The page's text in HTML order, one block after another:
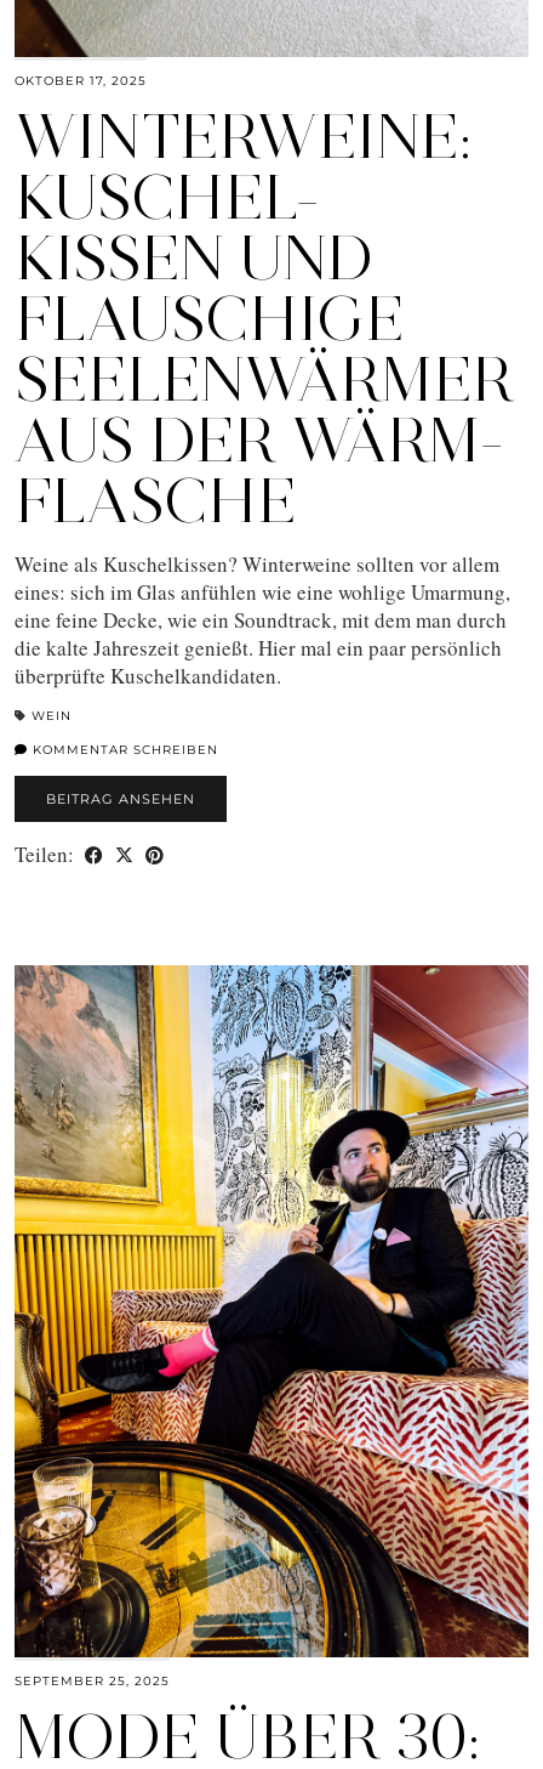
OKTOBER 17, 2025
WINTERWEINE:
KUSCHEL-
KISSEN UND
FLAUSCHIGE
SEELENWÄRMER
AUS DER WÄRM-
FLASCHE
Weine als Kuschelkissen? Winterweine sollten vor allem
eines: sich im Glas anfühlen wie eine wohlige Umarmung,
eine feine Decke, wie ein Soundtrack, mit dem man durch
die kalte Jahreszeit genießt. Hier mal ein paar persönlich
überprüfte Kuschelkandidaten.
WEIN
KOMMENTAR SCHREIBEN
BEITRAG ANSEHEN
Teilen:
SEPTEMBER 25, 2025
MODE ÜBER 30: